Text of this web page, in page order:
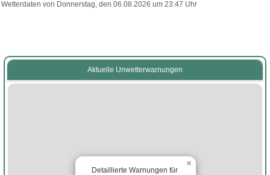
Wetterdaten von Donnerstag, den 06.08.2026 um 23:47 Uhr
Aktuelle Unwetterwarnungen
Detaillierte Warnungen für
×